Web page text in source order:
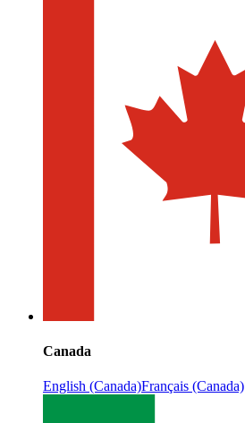
Canada
English (Canada)Français (Canada)